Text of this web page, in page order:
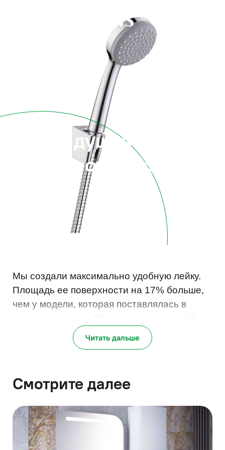
Новая душевая лейка
для смесителей
Мы создали максимально удобную лейку.
Площадь ее поверхности на 17% больше,
чем у модели, которая поставлялась в
комплекте ранее. Кроме того, новая лейка
имеет на 57% больше форсунок! Поток
воды из новой лейки насыщеннее и мягче,
Читать дальше
Смотрите далее